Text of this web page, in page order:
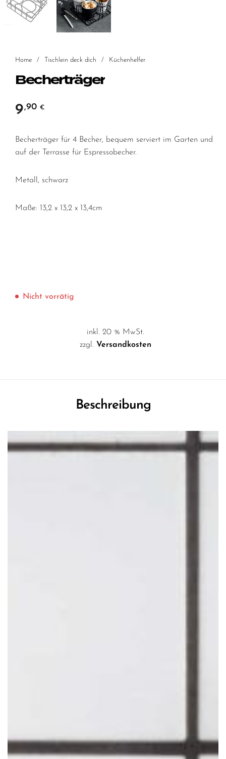
Home / Tischlein deck dich / Küchenhelfer
Becherträger
9,90 €
Becherträger für 4 Becher, bequem serviert im Garten und
auf der Terrasse für Espressobecher.
Metall, schwarz
Maße: 13,2 x 13,2 x 13,4cm
Nicht vorrätig
inkl. 20 % MwSt.
zzgl. Versandkosten
Beschreibung